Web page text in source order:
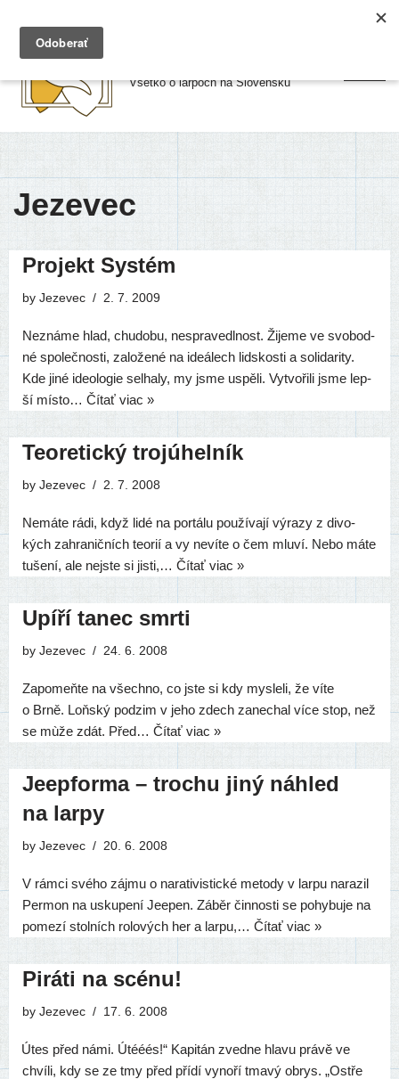
Preskočiť
Všetko o larpoch na Slovensku
Jezevec
Projekt Systém
by Jezevec 2. 7. 2009
Neznáme hlad, chu­do­bu, nespra­vedl­nost. Žijeme ve svo­bod­
né spo­leč­nos­ti, zalo­že­né na ide­álech lid­skos­ti a soli­da­ri­ty.
Kde jiné ide­olo­gie sel­ha­ly, my jsme uspěli. Vytvořili jsme lep­
ší mís­to… Čítať viac »
Teoretický trojúhelník
by Jezevec 2. 7. 2008
Nemáte rádi, když lidé na por­tá­lu pou­ží­va­jí výra­zy z divo­
kých zahra­nič­ních teorií a vy neví­te o čem mlu­ví. Nebo máte
tuše­ní, ale nej­ste si jis­ti,… Čítať viac »
Upíří tanec smrti
by Jezevec 24. 6. 2008
Zapomeňte na všech­no, co jste si kdy mys­le­li, že víte
o Brně. Loňský podzim v jeho zdech zane­chal více stop, než
se mùže zdát. Před… Čítať viac »
Jeepforma – trochu jiný náhled
na larpy
by Jezevec 20. 6. 2008
V rám­ci své­ho záj­mu o nara­ti­vis­tic­ké meto­dy v lar­pu nara­zil
Permon na usku­pe­ní Jeepen. Záběr čin­nos­ti se pohy­bu­je na
pome­zí stol­ních rolo­vých her a lar­pu,… Čítať viac »
Piráti na scénu!
by Jezevec 17. 6. 2008
Útes před námi. Útééés!“ Kapitán zved­ne hla­vu prá­vě ve
chví­li, kdy se ze tmy před pří­dí vyno­ří tma­vý obrys. „Ostře